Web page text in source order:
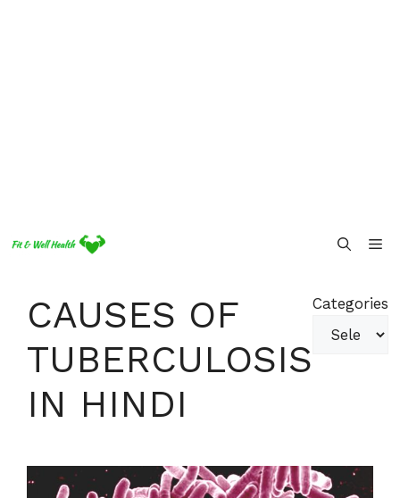
CAUSES OF
TUBERCULOSIS
IN HINDI
Categories